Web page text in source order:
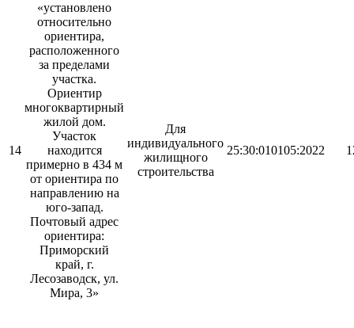
14
«установлено
относительно
ориентира,
расположенного
за пределами
участка.
Ориентир
многоквартирный
жилой дом.
Участок
находится
примерно в 434 м
от ориентира по
направлению на
юго-запад.
Почтовый адрес
ориентира:
Приморский
край, г.
Лесозаводск, ул.
Мира, 3»
Для
индивидуального
жилищного
строительства
25:30:010105:2022